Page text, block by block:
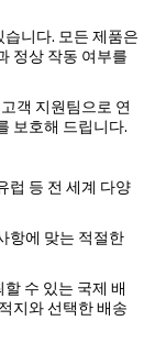
습니다. 모든 제품은
정상 작동 여부를
객 지원팀으로 연
보호해 드립니다.
럽 등 전 세계 다양
항에 맞는 적절한
할 수 있는 국제 배
지와 선택한 배송